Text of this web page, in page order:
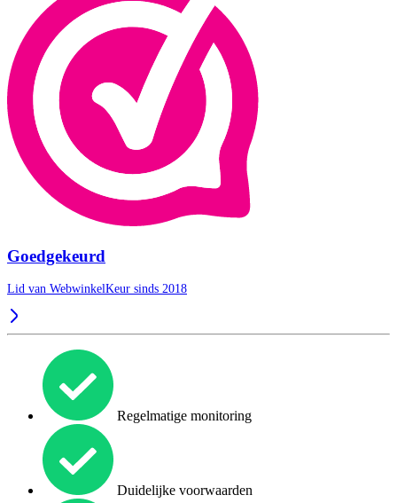
Goedgekeurd
Lid van WebwinkelKeur sinds 2018
Regelmatige monitoring
Duidelijke voorwaarden